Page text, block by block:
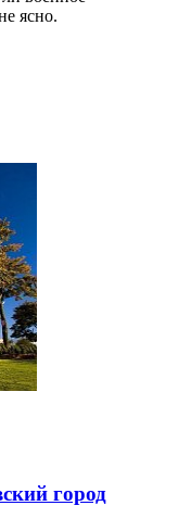
ясно.
город